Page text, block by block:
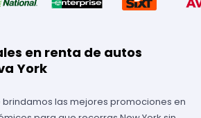
en renta de autos
York
brindamos las mejores promociones en